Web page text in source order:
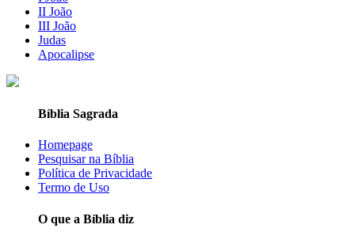
II João
III João
Judas
Apocalipse
Bíblia Sagrada
Homepage
Pesquisar na Bíblia
Política de Privacidade
Termo de Uso
O que a Bíblia diz